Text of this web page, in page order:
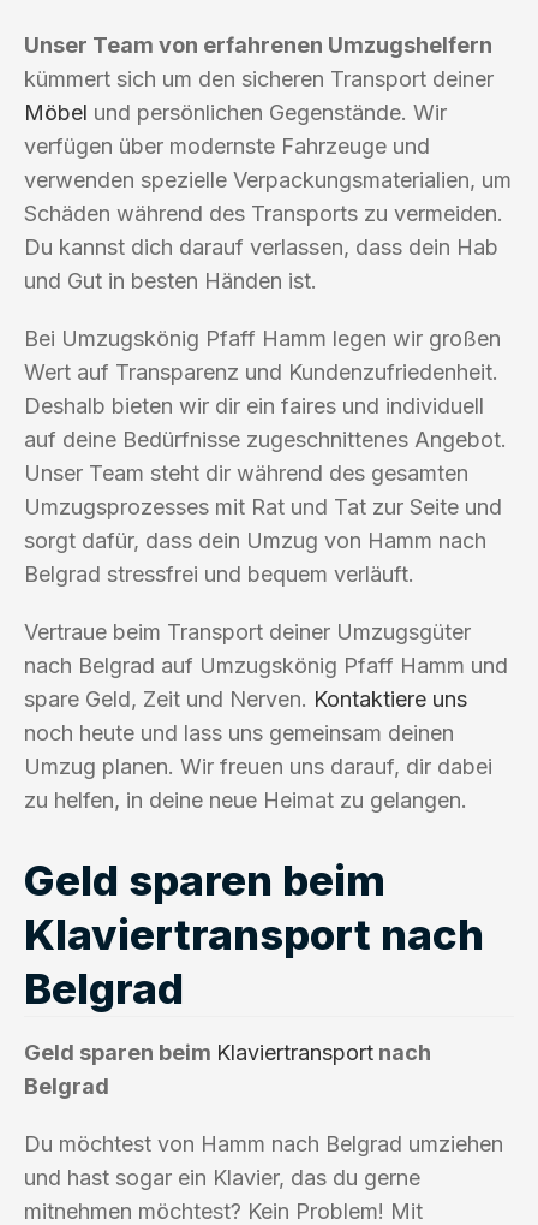
Unser Team von erfahrenen Umzugshelfern
kümmert sich um den sicheren Transport deiner
Möbel und persönlichen Gegenstände. Wir
verfügen über modernste Fahrzeuge und
verwenden spezielle Verpackungsmaterialien, um
Schäden während des Transports zu vermeiden.
Du kannst dich darauf verlassen, dass dein Hab
und Gut in besten Händen ist.
Bei Umzugskönig Pfaff Hamm legen wir großen
Wert auf Transparenz und Kundenzufriedenheit.
Deshalb bieten wir dir ein faires und individuell
auf deine Bedürfnisse zugeschnittenes Angebot.
Unser Team steht dir während des gesamten
Umzugsprozesses mit Rat und Tat zur Seite und
sorgt dafür, dass dein Umzug von Hamm nach
Belgrad stressfrei und bequem verläuft.
Vertraue beim Transport deiner Umzugsgüter
nach Belgrad auf Umzugskönig Pfaff Hamm und
spare Geld, Zeit und Nerven. Kontaktiere uns
noch heute und lass uns gemeinsam deinen
Umzug planen. Wir freuen uns darauf, dir dabei
zu helfen, in deine neue Heimat zu gelangen.
Geld sparen beim
Klaviertransport nach
Belgrad
Geld sparen beim Klaviertransport nach
Belgrad
Du möchtest von Hamm nach Belgrad umziehen
und hast sogar ein Klavier, das du gerne
mitnehmen möchtest? Kein Problem! Mit